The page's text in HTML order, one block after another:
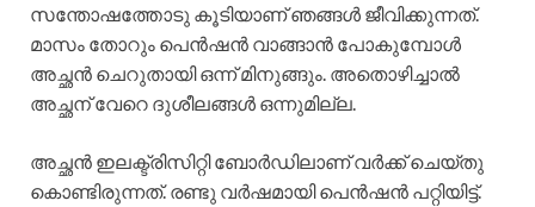
സന്തോഷത്തോടു കൂടിയാണ് ഞങ്ങൾ ജീവിക്കുന്നത്.
മാസം തോറും പെൻഷൻ വാങ്ങാൻ പോകുമ്പോൾ
അച്ഛൻ ചെറുതായി ഒന്ന് മിനുങ്ങും. അതൊഴിച്ചാൽ
അച്ഛന് വേറെ ദുശീലങ്ങൾ ഒന്നുമില്ല.
അച്ഛൻ ഇലക്ട്രിസിറ്റി ബോർഡിലാണ് വർക്ക് ചെയ്തു
കൊണ്ടിരുന്നത്. രണ്ടു വർഷമായി പെൻഷൻ പറ്റിയിട്ട്.